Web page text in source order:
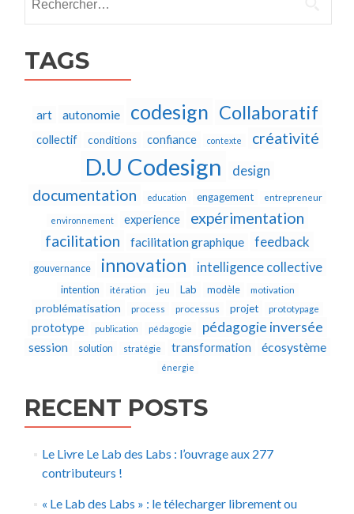
TAGS
art autonomie codesign Collaboratif
collectif conditions confiance contexte créativité
D.U Codesign design
documentation education engagement entrepreneur
environnement experience
expérimentation
facilitation
facilitation graphique feedback
gouvernance innovation intelligence collective
intention itération jeu Lab modèle motivation
problématisation process processus projet prototypage
prototype publication pédagogie pédagogie inversée
session solution stratégie transformation écosystème
énergie
RECENT POSTS
Le Livre Le Lab des Labs : l’ouvrage aux 277
contributeurs !
« Le Lab des Labs » : le télecharger librement ou